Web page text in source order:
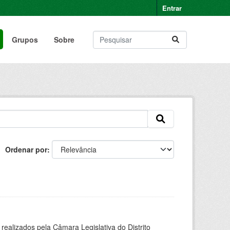
Entrar
Grupos Sobre
Ordenar por
pela Câmara Legislativa do Distrito